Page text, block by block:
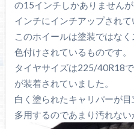
の15インチしかありません
インチにインチアップされて
このホイールは塗装ではな
色付けされているものです。
タイヤサイズは225/40R18
が装着されていました。
白く塗られたキャリパーが
多用するのであまり汚れない